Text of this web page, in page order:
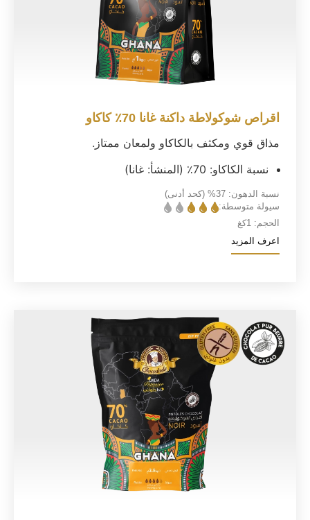
اقراص شوكولاطة داكنة غانا 70٪ كاكاو
مذاق قوي ومكثف بالكاكاو ولمعان ممتاز.
نسبة الكاكاو: 70٪ (المنشأ: غانا)
نسبة الدهون: 37%
(كحد أدنى)
سيولة متوسطة:
الحجم: 1كغ
اعرف المزيد